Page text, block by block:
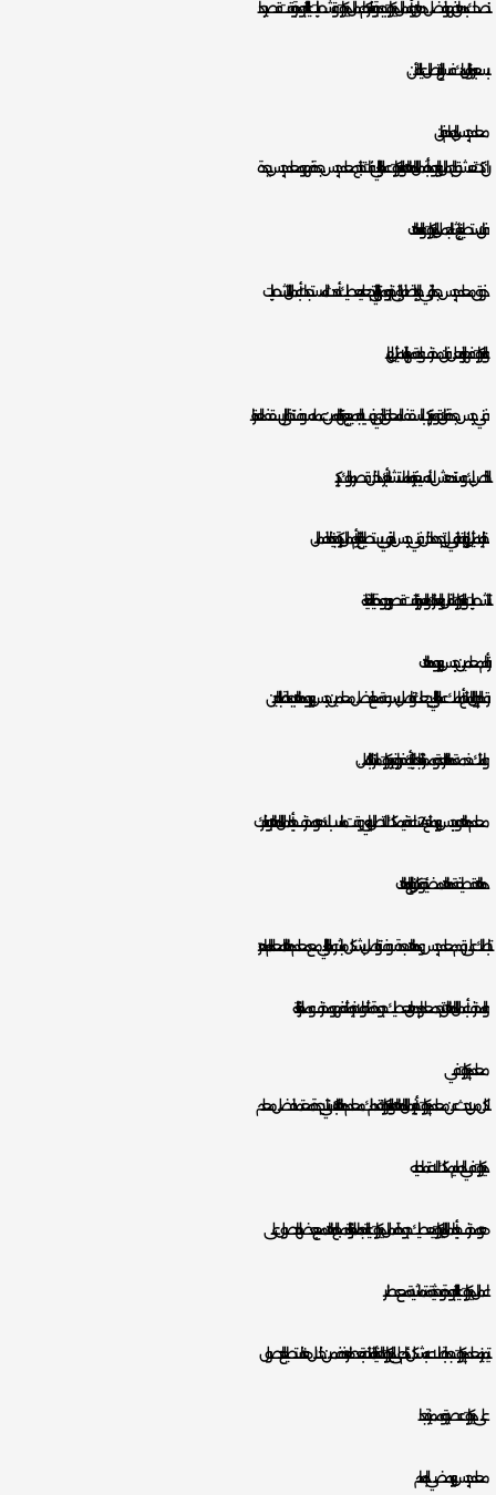
ننصحك بدهان فهو افضل دهان وأعمال ديكورات بجدة يوفر لكم اعمال ديكورات وتشطيبات عالية الجودة بوقت قصير جدا
بسعر بمتناول يدك فسارع بالاتصال عليه الأن.
معلم جبس بالدمام فنان
ان كنت تعشق الجمال والجودة بأعمال الدهانات والديكورات عميلنا الغالي فانت تحتاج معلم جبس جدة فهو معلم جبس بجدة
فنان يستطيع إنشاء اجمل الديكورات والدهانات.
ذوق معلم جبس جدة راقي جدا بالإضافة إلى خبرته ومهاراته التي تجعله يعطيك أحدث المستجدات بأعمال التشطيبات
والديكورات فهو بالفعل فنان محترف ولدية مهارة لا مثيل لها.
فني جبس جدة فنان يقوم بتركيب السقف المعلق الذي يرغب به الجميع بعد انتهائه من عمله سوف تنظر الى سقف العقار
الخاص بك وستندهش لأنه سيغيره تماما ستشعر بأنك داخل قصر ملوك كبير.
خبرته لا مثيل لها زوقه راقي لن تجده داخل فني جبس اخر في يستطيع القيام بأعمال كبيرة جدا ينفذ اعمال
التشطيبات والديكورات للفلل والعقارات والعمائر بوقت قصير وبجودة عالية للغاية.
أرقام معلمين جبس بورد ودهانات
رقم الجوال المتاح أمامك عميلنا الغالي يجعلك تتواصل بسرعة مع افضل معلمين جبس بورد ودهانات بجدة، اطلبه الحين
وامتلك خدمة دهانات رائعة وممتازة جدا، اطلبه يأتيك فورا وغير ديكورات منزلك بالكامل.
معلم دهانات وجبس بورد متاح 24 ساعة فيمكنك الاتصال به باي وقت مناسب لك، هو محترف جدا بأعمال الدهانات يوفر لك
دهانات قطيفة دهانات مضيئة وكل انواع الدهانات.
باتصالك على رقم معلم جبس ودهانات جدة سوف تتواصل بشكل مباشر عميلنا الغالي مع معلم دهانات المعلم الماهر
والمحترف بأعمال الدهانات، لن تجد معلم او دهان يعطيك جودة مثله ولا خبره مثله فهو محترف وممتاز للغاية.
معلم ديكورات في
لكل من يبحث عن معلم ديكورات خبير بأعمال الدهانات والديكورات، نقدم لك معلم دهانات باكستاني بجدة معتمد افضل معلم
ديكورات في الدمام يمكنك الاعتماد عليه.
هو محترف جدا بأعمال الديكورات يعطيك جودة اعمال ديكورات عالية جدا، ممتاز للغاية بدمج الدهانات مع بعضها للحصول على
اعمال ديكورات عالية الجودة وحديثة متماشية مع عصرنا.
يتميز معلم ديكورات جدة باطلاعه بشكل دائم على الديكورات الحديثة المتاحة بعصرنا هذه فمن خلال هذا نستطيع الحصول
على ديكورات عصرية ومميزة جدا.
معلم جبس بورد مضيء بالدمام